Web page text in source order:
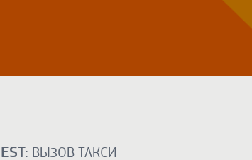
EST: ВЫЗОВ ТАКСИ